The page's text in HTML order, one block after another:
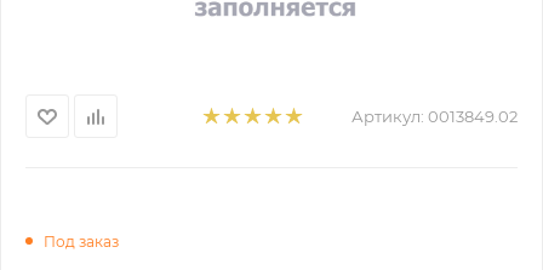
Артикул: 0013849.02
Под заказ